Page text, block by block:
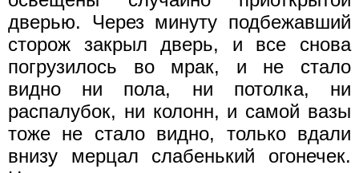
дверью. Через минуту подбежавший
сторож закрыл дверь, и все снова
погрузилось во мрак, и не стало
видно ни пола, ни потолка, ни
распалубок, ни колонн, и самой вазы
тоже не стало видно, только вдали
внизу мерцал слабенький огонечек.